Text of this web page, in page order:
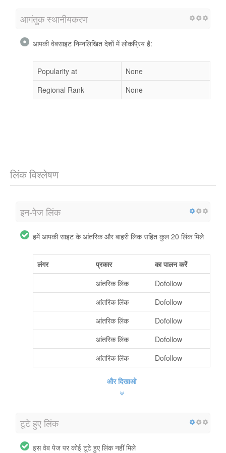
आगंतुक स्थानीयकरण
आपकी वेबसाइट निम्नलिखित देशों में लोकप्रिय है:
Popularity at
None
Regional Rank
None
लिंक विश्लेषण
इन-पेज लिंक
हमें आपकी साइट के आंतरिक और बाहरी लिंक सहित कुल 20 लिंक मिले
लंगर प्रकार
का पालन करें
आंतरिक लिंक
Dofollow
आंतरिक लिंक
Dofollow
आंतरिक लिंक
Dofollow
आंतरिक लिंक
Dofollow
आंतरिक लिंक Dofollow
और दिखाओ
टूटे हुए लिंक
इस वेब पेज पर कोई टूटे हुए लिंक नहीं मिले